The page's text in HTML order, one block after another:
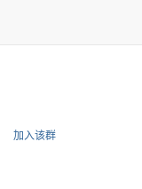
加入该群